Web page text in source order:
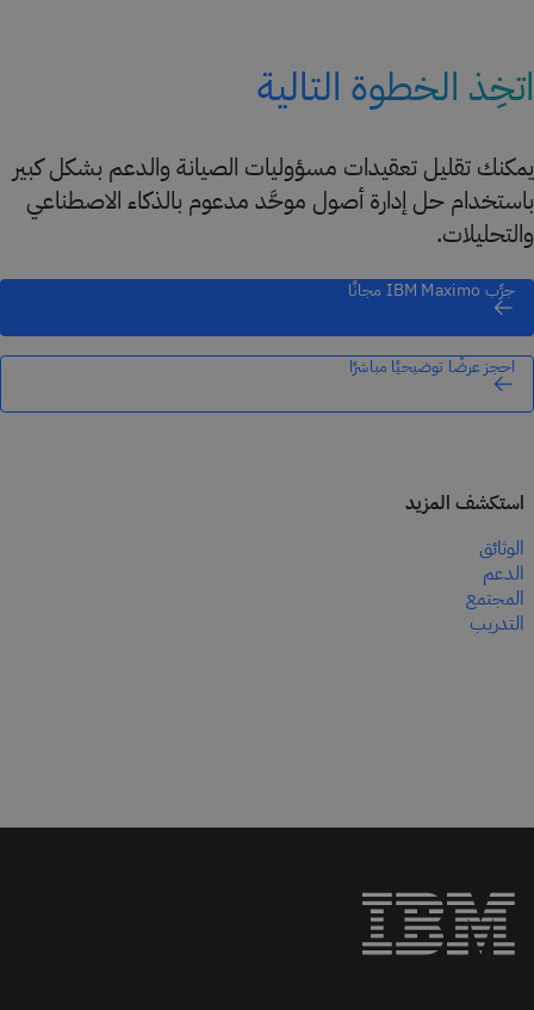
اتخِذ الخطوة التالية
يمكنك تقليل تعقيدات مسؤوليات الصيانة والدعم بشكل كبير
باستخدام حل إدارة أصول موحَّد مدعوم بالذكاء الاصطناعي
والتحليلات.
جرِّب IBM Maximo مجانًا
احجز عرضًا توضيحيًا مباشرًا
استكشف المزيد
الوثائق
الدعم
المجتمع
التدريب